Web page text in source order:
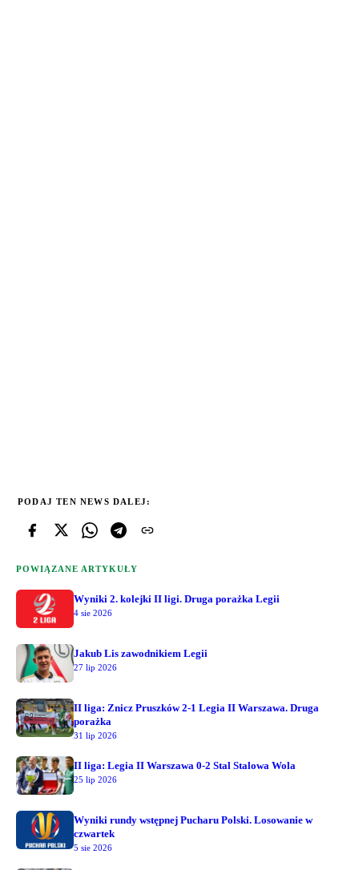
PODAJ TEN NEWS DALEJ:
POWIĄZANE ARTYKUŁY
Wyniki 2. kolejki II ligi. Druga porażka Legii
4 sie 2026
Jakub Lis zawodnikiem Legii
27 lip 2026
II liga: Znicz Pruszków 2-1 Legia II Warszawa. Druga
porażka
31 lip 2026
II liga: Legia II Warszawa 0-2 Stal Stalowa Wola
25 lip 2026
Wyniki rundy wstępnej Pucharu Polski. Losowanie w
czwartek
5 sie 2026